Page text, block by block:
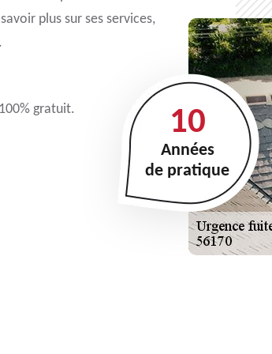
plus sur ses services,
gratuit. 10
Années
de pratique